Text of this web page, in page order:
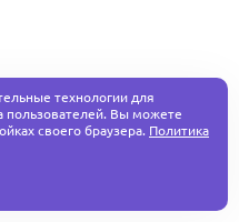
технологии для
пользователей. Вы можете
своего браузера. Политика